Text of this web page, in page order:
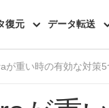
復元 データ転送
が重い時の有効な対策5